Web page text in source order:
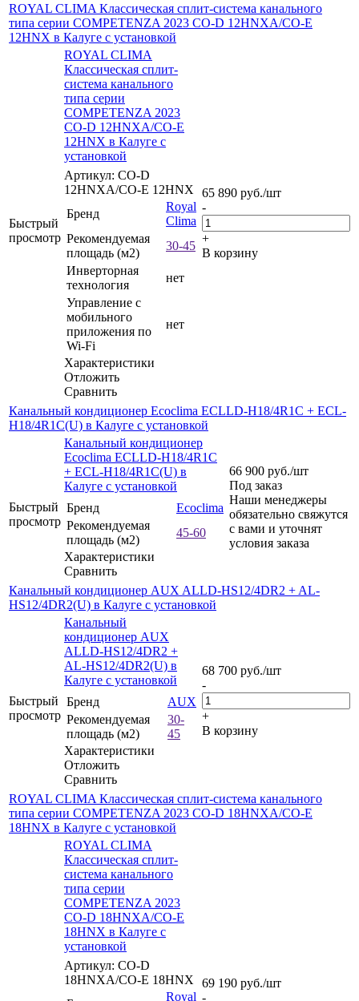
ROYAL CLIMA Классическая сплит-система канального
типа серии COMPETENZA 2023 CO-D 12HNXA/CO-E
12HNX в Калуге с установкой
Быстрый
просмотр
ROYAL CLIMA
Классическая сплит-
система канального
типа серии
COMPETENZA 2023
CO-D 12HNXA/CO-E
12HNX в Калуге с
установкой
Артикул: CO-D
12HNXA/CO-E 12HNX
Бренд
Royal
Clima
Рекомендуемая
площадь (м2)
30-45
Инверторная
технология
нет
Управление c
мобильного
приложения по
Wi-Fi
нет
Характеристики
Отложить
Сравнить
65 890 руб./шт
-
+
В корзину
Канальный кондиционер Ecoclima ECLLD-H18/4R1C + ECL-
H18/4R1C(U) в Калуге с установкой
Быстрый
просмотр
Канальный кондиционер
Ecoclima ECLLD-H18/4R1C
+ ECL-H18/4R1C(U) в
Калуге с установкой
Бренд
Ecoclima
Рекомендуемая
площадь (м2)
45-60
Характеристики
Сравнить
66 900 руб./шт
Под заказ
Наши менеджеры
обязательно свяжутся
с вами и уточнят
условия заказа
Канальный кондиционер AUX ALLD-HS12/4DR2 + AL-
HS12/4DR2(U) в Калуге с установкой
Быстрый
просмотр
Канальный
кондиционер AUX
ALLD-HS12/4DR2 +
AL-HS12/4DR2(U) в
Калуге с установкой
Бренд
AUX
Рекомендуемая
площадь (м2)
30-
45
Характеристики
Отложить
Сравнить
68 700 руб./шт
-
+
В корзину
ROYAL CLIMA Классическая сплит-система канального
типа серии COMPETENZA 2023 CO-D 18HNXA/CO-E
18HNX в Калуге с установкой
ROYAL CLIMA
Классическая сплит-
система канального
типа серии
COMPETENZA 2023
CO-D 18HNXA/CO-E
18HNX в Калуге с
установкой
Артикул: CO-D
18HNXA/CO-E 18HNX
Royal
69 190 руб./шт
-